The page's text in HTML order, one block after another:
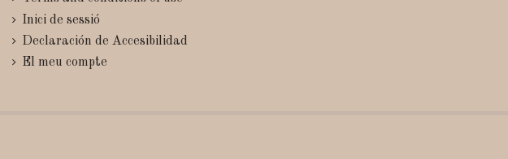
Inici de sessió
Declaración de Accesibilidad
El meu compte